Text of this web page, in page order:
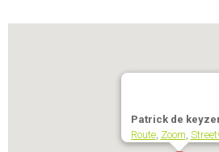
Patrick de
Route, Zoom,